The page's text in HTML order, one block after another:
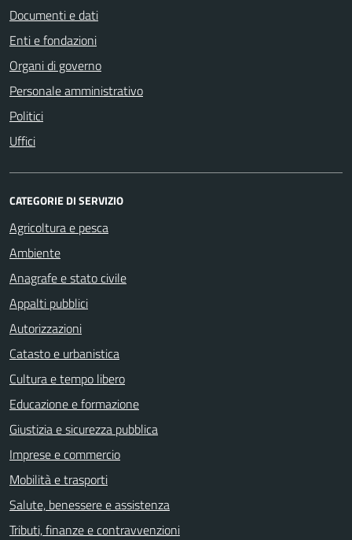
Documenti e dati
Enti e fondazioni
Organi di governo
Personale amministrativo
Politici
Uffici
CATEGORIE DI SERVIZIO
Agricoltura e pesca
Ambiente
Anagrafe e stato civile
Appalti pubblici
Autorizzazioni
Catasto e urbanistica
Cultura e tempo libero
Educazione e formazione
Giustizia e sicurezza pubblica
Imprese e commercio
Mobilità e trasporti
Salute, benessere e assistenza
Tributi, finanze e contravvenzioni